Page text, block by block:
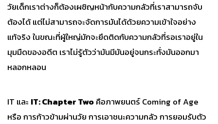
วัยเด็กเราต่างก็ต้องเผชิญหน้ากับความกลัวที่เราสามารถจับ
ต้องได้ แต่ไม่สามารถจะจัดการมันได้ด้วยความเข้าใจอย่าง
แท้จริง ในขณะที่ผู้ใหญ่มักจะยึดติดกับความกลัวที่รอเราอยู่ใน
มุมมืดของอดีต เราไม่รู้ตัวว่ามันมีมันอยู่จนกระทั่งมันออกมา
หลอกหลอน
IT และ IT: Chapter Twoคือภาพยนตร์ Coming of Age
หรือ การก้าวข้ามผ่านวัย การเอาชนะความกลัว การยอมรับตัว